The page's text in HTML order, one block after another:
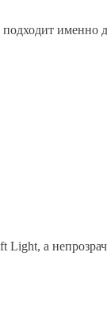
подходит
Light, а